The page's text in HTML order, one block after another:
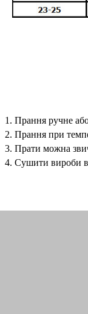
1. Прання ручне
2. Прання при
3. Прати можна
4. Сушити вироби